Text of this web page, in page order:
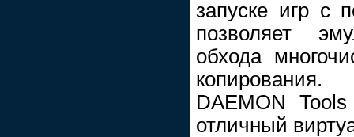
запуске игр с
позволяет
обхода
копирования.
DAEMON
отличный